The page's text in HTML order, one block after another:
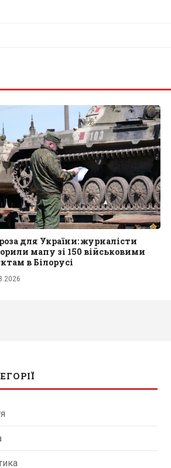
для України: журналісти
мапу зі 150 військовими
в Білорусі